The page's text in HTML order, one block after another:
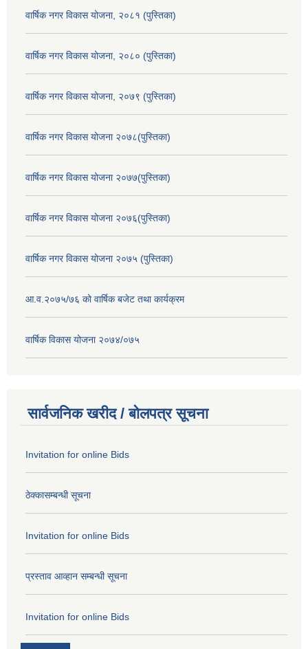
वार्षिक नगर विकास योजना, २०८१ (पुस्तिका)
वार्षिक नगर विकास योजना, २०८० (पुस्तिका)
वार्षिक नगर विकास योजना, २०७९ (पुस्तिका)
वार्षिक नगर विकास योजना २०७८(पुस्तिका)
वार्षिक नगर विकास योजना २०७७(पुस्तिका)
वार्षिक नगर विकास योजना २०७६(पुस्तिका)
वार्षिक नगर विकास योजना २०७५ (पुस्तिका)
आ.व.२०७५/७६ को वार्षिक बजेट तथा कार्यक्रम
वार्षिक विकास योजना २०७४/०७५
सार्वजनिक खरीद / बोलपत्र सूचना
Invitation for online Bids
ठेक्कासम्बन्धी सूचना
Invitation for online Bids
प्रस्ताव आव्हान सम्बन्धी सूचना
Invitation for online Bids